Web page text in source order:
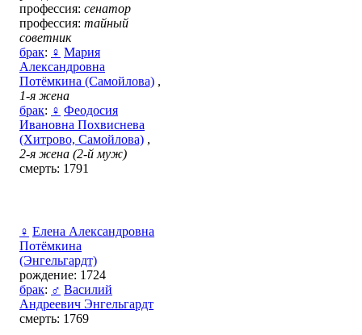
профессия: сенатор
профессия: тайный
советник
брак: ♀ Мария
Александровна
Потёмкина (Самойлова) ,
1-я жена
брак: ♀ Феодосия
Ивановна Похвиснева
(Хитрово, Самойлова) ,
2-я жена (2-й муж)
смерть: 1791
♀ Елена Александровна
Потёмкина
(Энгельгардт)
рождение: 1724
брак: ♂ Василий
Андреевич Энгельгардт
смерть: 1769